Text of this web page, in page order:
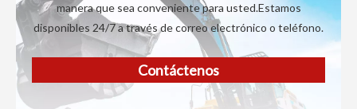
manera que sea conveniente para usted.Estamos
disponibles 24/7 a través de correo electrónico o teléfono.
Contáctenos